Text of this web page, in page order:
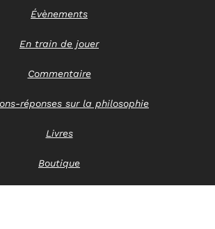
Évènements
En train de jouer
Commentaire
réponses sur la philosophie
Livres
Boutique